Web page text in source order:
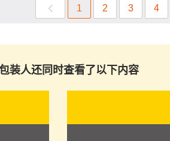
1 2 3 4
装人还同时查看了以下内容